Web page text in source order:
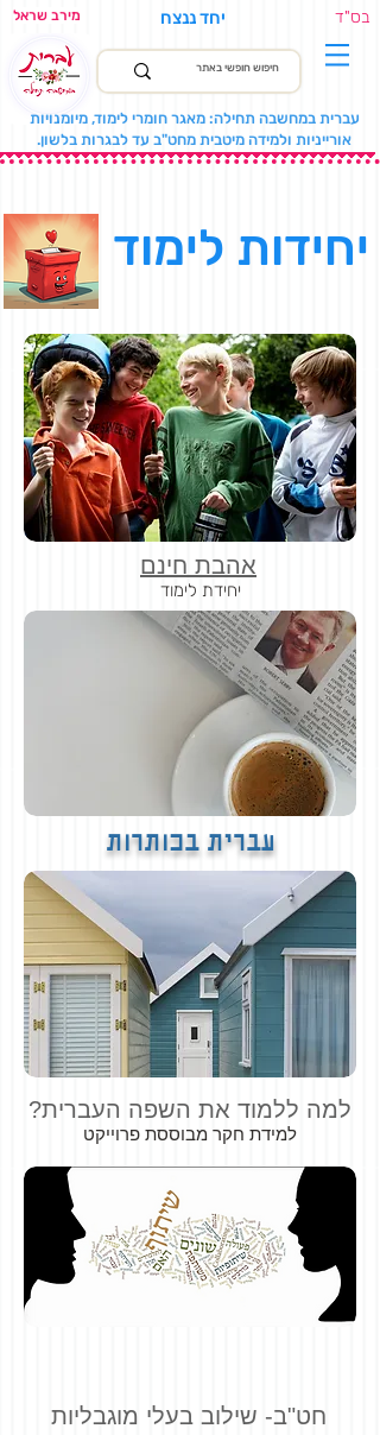
מירב שראל יחד ננצח בס"ד
עברית במחשבה תחילה: מאגר חומרי לימוד, מיומנויות
אורייניות ולמידה מיטבית מחט"ב עד לבגרות בלשון.
יחידות לימוד
אהבת חינם
יחידת לימוד
עברית בכותרות
למה ללמוד את השפה העברית?
למידת חקר מבוססת פרוייקט
חט"ב- שילוב בעלי מוגבליות